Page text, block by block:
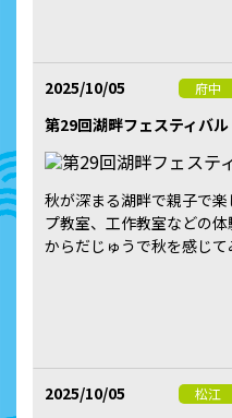
2025/10/05 府中
第29回湖畔フェスティバル
秋が深まる湖畔で親子で
プ教室、工作教室などの体
からだじゅうで秋を感じて
2025/10/05 松江